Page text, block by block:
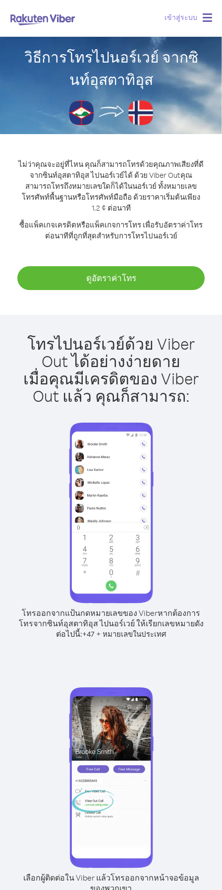
เข้าสู่ระบบ
วิธีการโทรไปนอร์เวย์ จากซิ
นท์อุสตาทิอุส
ไม่ว่าคุณจะอยู่ที่ไหน คุณก็สามารถโทรด้วยคุณภาพเสียงที่ดี
จากซินท์อุสตาทิอุส ไปนอร์เวย์ได้ ด้วย Viber Outคุณ
สามารถโทรถึงหมายเลขใดก็ได้ในนอร์เวย์ ทั้งหมายเลข
โทรศัพท์พื้นฐานหรือโทรศัพท์มือถือ ด้วยราคาเริ่มต้นเพียง
1.2 ¢ ต่อนาที
ซื้อแพ็คเกจเครดิตหรือแพ็คเกจการโทร เพื่อรับอัตราค่าโทร
ต่อนาทีที่ถูกที่สุดสำหรับการโทรไปนอร์เวย์
ดูอัตราค่าโทร
โทรไปนอร์เวย์ด้วย Viber
Out ได้อย่างง่ายดาย
เมื่อคุณมีเครดิตของ Viber
Out แล้ว คุณก็สามารถ:
โทรออกจากแป้นกดหมายเลขของ Viberหากต้องการ
โทรจากซินท์อุสตาทิอุส ไปนอร์เวย์ ให้เรียกเลขหมายดัง
ต่อไปนี้:+47+ หมายเลขในประเทศ
เลือกผู้ติดต่อใน Viber แล้วโทรออกจากหน้าจอข้อมูล
ของพวกเขา